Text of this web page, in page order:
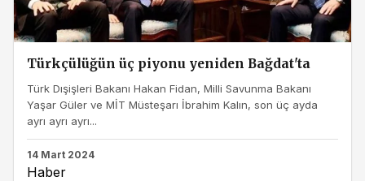
Türkçülüğün üç piyonu yeniden Bağdat'ta
Türk Dışişleri Bakanı Hakan Fidan, Milli Savunma Bakanı
Yaşar Güler ve MİT Müsteşarı İbrahim Kalın, son üç ayda
ayrı ayrı ayrı...
14 Mart 2024
Haber